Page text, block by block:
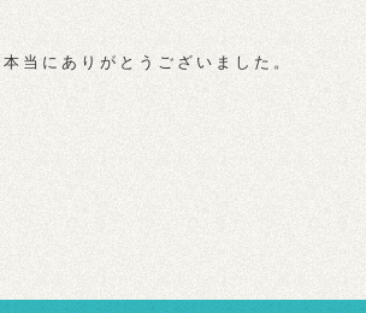
当にありがとうございました。